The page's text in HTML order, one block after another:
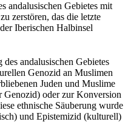
andalusischen Gebietes mit
zerstören, das die letzte
Iberischen Halbinsel
andalusischen Gebietes
Genozid an Muslimen
Juden und Muslime
Genozid) oder zur Konversion
ethnische Säuberung wurde
und Epistemizid (kulturell)